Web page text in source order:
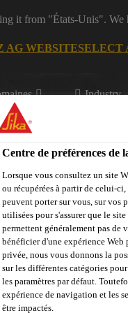
it from "États-Unis".
AG WEBSITESELECT
Industry
À propos de Marine
Centre de préférences de
Lorsque vous consultez un site
ou récupérées à partir de celui-
peuvent porter sur vous, sur vos
utilisées pour s'assurer que le
permettent généralement pas de
bénéficier d'une expérience Web
privée, nous vous donnons la
sur les différentes catégories
les paramètres par défaut.
expérience de navigation et les
être impactés.